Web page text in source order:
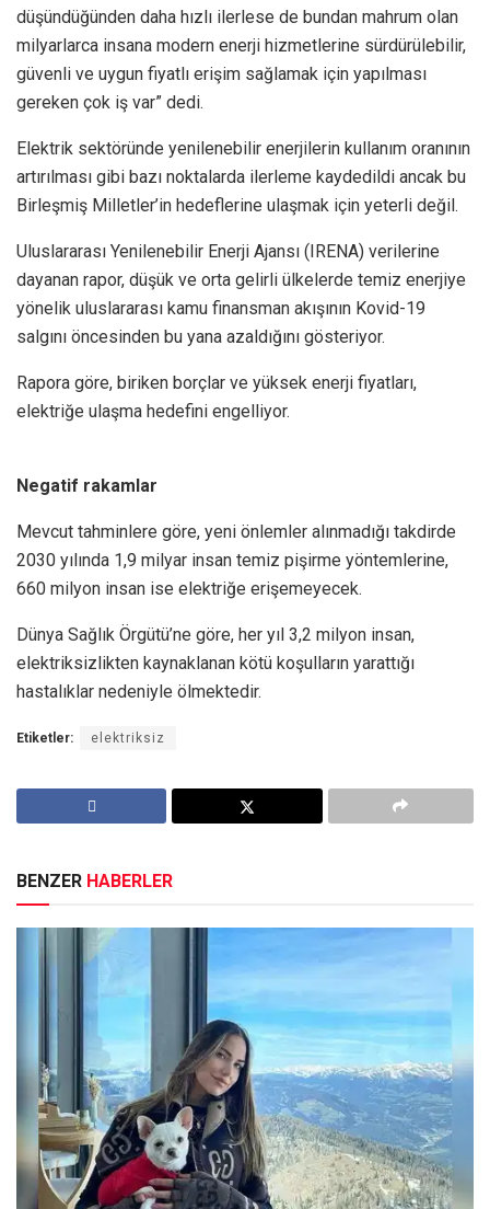
düşündüğünden daha hızlı ilerlese de bundan mahrum olan
milyarlarca insana modern enerji hizmetlerine sürdürülebilir,
güvenli ve uygun fiyatlı erişim sağlamak için yapılması
gereken çok iş var” dedi.
Elektrik sektöründe yenilenebilir enerjilerin kullanım oranının
artırılması gibi bazı noktalarda ilerleme kaydedildi ancak bu
Birleşmiş Milletler’in hedeflerine ulaşmak için yeterli değil.
Uluslararası Yenilenebilir Enerji Ajansı (IRENA) verilerine
dayanan rapor, düşük ve orta gelirli ülkelerde temiz enerjiye
yönelik uluslararası kamu finansman akışının Kovid-19
salgını öncesinden bu yana azaldığını gösteriyor.
Rapora göre, biriken borçlar ve yüksek enerji fiyatları,
elektriğe ulaşma hedefini engelliyor.
Negatif rakamlar
Mevcut tahminlere göre, yeni önlemler alınmadığı takdirde
2030 yılında 1,9 milyar insan temiz pişirme yöntemlerine,
660 milyon insan ise elektriğe erişemeyecek.
Dünya Sağlık Örgütü’ne göre, her yıl 3,2 milyon insan,
elektriksizlikten kaynaklanan kötü koşulların yarattığı
hastalıklar nedeniyle ölmektedir.
Etiketler: elektriksiz
BENZER HABERLER